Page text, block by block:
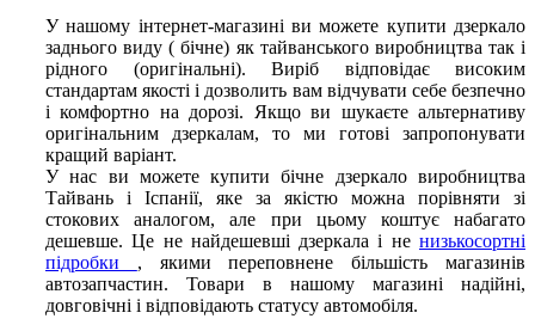
У нашому інтернет-магазині ви можете купити дзеркало
заднього виду ( бічне) як тайванського виробництва так і
рідного (оригінальні). Виріб відповідає високим
стандартам якості і дозволить вам відчувати себе безпечно
і комфортно на дорозі. Якщо ви шукаєте альтернативу
оригінальним дзеркалам, то ми готові запропонувати
кращий варіант.
У нас ви можете купити бічне дзеркало виробництва
Тайвань і Іспанії, яке за якістю можна порівняти зі
стокових аналогом, але при цьому коштує набагато
дешевше. Це не найдешевші дзеркала і не низькосортні
підробки , якими переповнене більшість магазинів
автозапчастин. Товари в нашому магазині надійні,
довговічні і відповідають статусу автомобіля.